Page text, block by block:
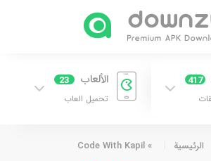
417 الألعاب 23
تحميل العاب
الرئيسية »
Code With Kapil